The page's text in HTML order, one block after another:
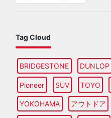
Tag Cloud
BRIDGESTONE DUNLOP
Pioneer SUV TOYO
YOKOHAMA アウトドア